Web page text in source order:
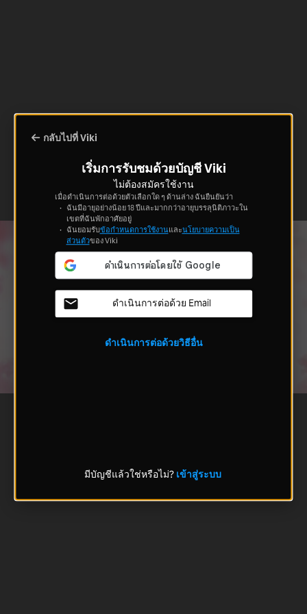
กลับไปที่ Viki
เริ่มการรับชมด้วยบัญชี Viki
ไม่ต้องสมัครใช้งาน
เมื่อดำเนินการต่อด้วยตัวเลือกใด ๆ ด้านล่าง ฉันยืนยันว่า
ฉันมีอายุอย่างน้อย 18 ปีและมากกว่าอายุบรรลุนิติภาวะใน
เขตที่ฉันพักอาศัยอยู่
ฉันยอมรับข้อกำหนดการใช้งานและนโยบายความเป็น
ส่วนตัวของ Viki
ดำเนินการต่อด้วย Email
ดำเนินการต่อด้วยวิธีอื่น
มีบัญชีแล้วใช่หรือไม่? เข้าสู่ระบบ